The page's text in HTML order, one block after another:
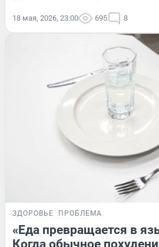
18 мая, 2026, 23:00 695 8
ЗДОРОВЬЕ ПРОБЛЕМА
«Еда превращается в
Когда обычное